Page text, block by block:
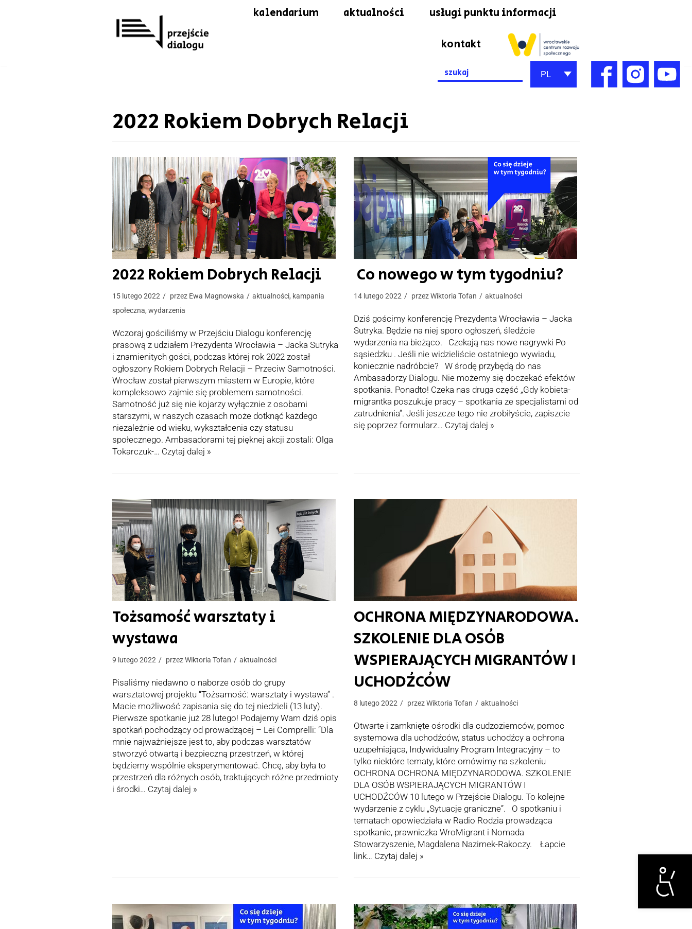
Otwórz
kalendarium aktualności usługi punktu informacji
kontakt
Search
for:
PL
2022 Rokiem Dobrych Relacji
2022 Rokiem Dobrych Relacji
15 lutego 2022 przez Ewa Magnowska aktualności, kampania
społeczna, wydarzenia
Wczoraj gościliśmy w Przejściu Dialogu konferencję
prasową z udziałem Prezydenta Wrocławia – Jacka Sutryka
i znamienitych gości, podczas której rok 2022 został
ogłoszony Rokiem Dobrych Relacji – Przeciw Samotności.
Wrocław został pierwszym miastem w Europie, które
kompleksowo zajmie się problemem samotności.
Samotność już się nie kojarzy wyłącznie z osobami
starszymi, w naszych czasach może dotknąć każdego
niezależnie od wieku, wykształcenia czy statusu
społecznego. Ambasadorami tej pięknej akcji zostali: Olga
Tokarczuk-… Czytaj dalej »
Co nowego w tym tygodniu?
14 lutego 2022 przezWiktoria Tofan aktualności
Dziś gościmy konferencję Prezydenta Wrocławia – Jacka
Sutryka. Będzie na niej sporo ogłoszeń, śledźcie
wydarzenia na bieżąco. Czekają nas nowe nagrywki Po
sąsiedzku . Jeśli nie widzieliście ostatniego wywiadu,
koniecznie nadróbcie? W środę przybędą do nas
Ambasadorzy Dialogu. Nie możemy się doczekać efektów
spotkania. Ponadto! Czeka nas druga część „Gdy kobieta-
migrantka poszukuje pracy – spotkania ze specjalistami od
zatrudnienia”. Jeśli jeszcze tego nie zrobiłyście, zapiszcie
się poprzez formularz… Czytaj dalej »
Tożsamość warsztaty i
wystawa
9 lutego 2022 przezWiktoria Tofan aktualności
Pisaliśmy niedawno o naborze osób do grupy
warsztatowej projektu “Tożsamość: warsztaty i wystawa” .
Macie możliwość zapisania się do tej niedzieli (13 luty).
Pierwsze spotkanie już 28 lutego! Podajemy Wam dziś opis
spotkań pochodzący od prowadzącej – Lei Comprelli: “Dla
mnie najważniejsze jest to, aby podczas warsztatów
stworzyć otwartą i bezpieczną przestrzeń, w której
będziemy wspólnie eksperymentować. Chcę, aby była to
przestrzeń dla różnych osób, traktujących różne przedmioty
i środki… Czytaj dalej »
OCHRONA MIĘDZYNARODOWA.
SZKOLENIE DLA OSÓB
WSPIERAJĄCYCH MIGRANTÓW I
UCHODŹCÓW
8 lutego 2022 przezWiktoria Tofan aktualności
Otwarte i zamknięte ośrodki dla cudzoziemców, pomoc
systemowa dla uchodźców, status uchodźcy a ochrona
uzupełniająca, Indywidualny Program Integracyjny – to
tylko niektóre tematy, które omówimy na szkoleniu
OCHRONA OCHRONA MIĘDZYNARODOWA. SZKOLENIE
DLA OSÓB WSPIERAJĄCYCH MIGRANTÓW I
UCHODŹCÓW 10 lutego w Przejście Dialogu. To kolejne
wydarzenie z cyklu „Sytuacje graniczne”. O spotkaniu i
tematach opowiedziała w Radio Rodzia prowadząca
spotkanie, prawniczka WroMigrant i Nomada
Stowarzyszenie, Magdalena Nazimek-Rakoczy. Łapcie
link… Czytaj dalej »